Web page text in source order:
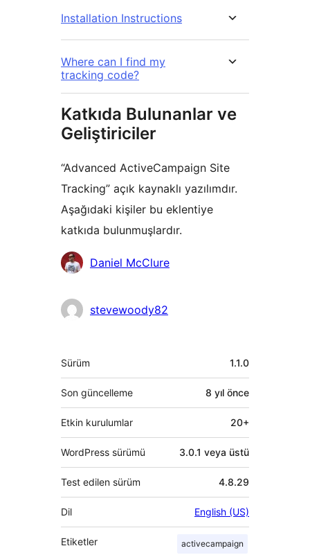
Installation Instructions
Where can I find my
tracking code?
Katkıda Bulunanlar ve
Geliştiriciler
“Advanced ActiveCampaign Site
Tracking” açık kaynaklı yazılımdır.
Aşağıdaki kişiler bu eklentiye
katkıda bulunmuşlardır.
KatkıdaDaniel McClure
stevewoody82
Meta
Sürüm 1.1.0
Son güncelleme 8 yıl önce
Etkin kurulumlar 20+
WordPress sürümü 3.0.1 veya üstü
Test edilen sürüm 4.8.29
Dil English (US)
Etiketler activecampaign